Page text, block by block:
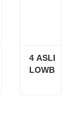
4 ASLE
LOWBOY